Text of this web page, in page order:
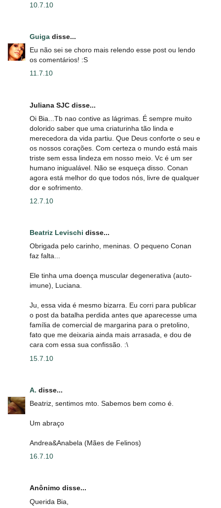
10.7.10
Guiga disse...
Eu não sei se choro mais relendo esse post ou lendo
os comentários! :S
11.7.10
Juliana SJC disse...
Oi Bia...Tb nao contive as lágrimas. É sempre muito
dolorido saber que uma criaturinha tão linda e
merecedora da vida partiu. Que Deus conforte o seu e
os nossos corações. Com certeza o mundo está mais
triste sem essa lindeza em nosso meio. Vc é um ser
humano inigualável. Não se esqueça disso. Conan
agora está melhor do que todos nós, livre de qualquer
dor e sofrimento.
12.7.10
Beatriz Levischi disse...
Obrigada pelo carinho, meninas. O pequeno Conan
faz falta...
Ele tinha uma doença muscular degenerativa (auto-
imune), Luciana.
Ju, essa vida é mesmo bizarra. Eu corri para publicar
o post da batalha perdida antes que aparecesse uma
família de comercial de margarina para o pretolino,
fato que me deixaria ainda mais arrasada, e dou de
cara com essa sua confissão. :\
15.7.10
A. disse...
Beatriz, sentimos mto. Sabemos bem como é.
Um abraço
Andrea&Anabela (Mães de Felinos)
16.7.10
Anônimo disse...
Querida Bia,